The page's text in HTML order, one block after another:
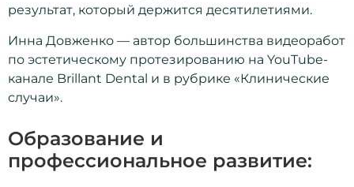
результат, который держится десятилетиями.
Инна Довженко — автор большинства видеоработ
по эстетическому протезированию на YouTube-
канале Brillant Dental и в рубрике «Клинические
случаи».
Образование и
профессиональное развитие: